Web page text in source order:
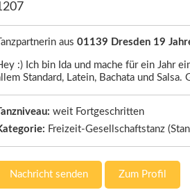
aus 01139 Dresden 19
:) Ich bin Ida und mache für ein Jahr
Standard, Latein, Bachata und
weit Fortgeschritten
Freizeit-Gesellschaftstanz
Nachricht senden Zum Profil